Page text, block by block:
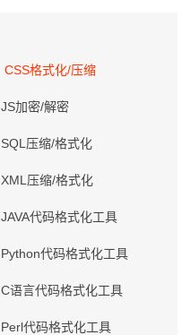
CSS格式化/压缩
JS加密/解密
SQL压缩/格式化
XML压缩/格式化
JAVA代码格式化工具
Python代码格式化工具
C语言代码格式化工具
Perl代码格式化工具